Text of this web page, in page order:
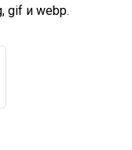
gif и webp.